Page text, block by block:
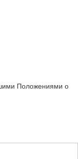
Положениями о